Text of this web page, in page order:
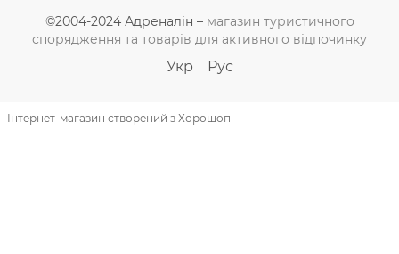
©2004-2024 Адреналін – магазин туристичного
спорядження та товарів для активного відпочинку
Укр Рус
Інтернет-магазин створений з Хорошоп